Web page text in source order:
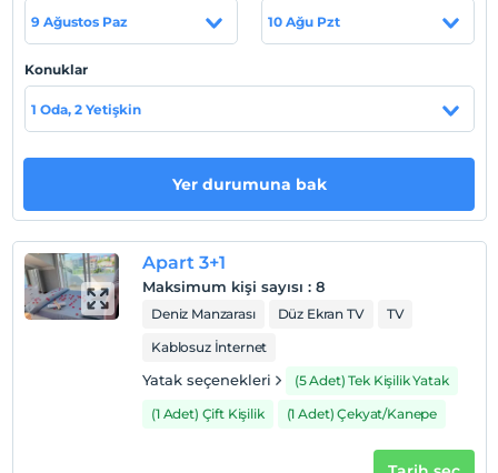
Otel koşulları
Check/in
En erken saat 14:00 ve sonrası
Evcil Hayvan
Sigara
Odalarda sigara içilmez
2 yaşına kadar olan bebekler ücretsizdir.
Her bir oda için 1. çocuk 6 yaşına kadar ücretsizdir
9 Ağustos Paz 10 Ağu Pzt
Konuklar
1 Oda, 2 Yetişkin
Yer durumuna bak
Apart 3+1
Maksimum kişi sayısı : 8
Deniz Manzarası Düz Ekran TV
TV
Kablosuz İnternet
Yatak seçenekleri
(5 Adet) Tek Kişilik Yatak
(1 Adet) Çift Kişilik
(1 Adet) Çekyat/Kanepe